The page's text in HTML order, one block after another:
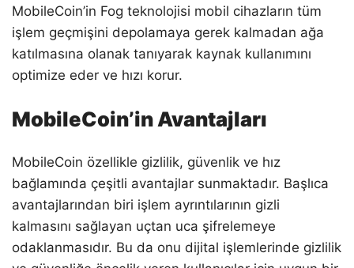
MobileCoin’in Fog teknolojisi mobil cihazların tüm
işlem geçmişini depolamaya gerek kalmadan ağa
katılmasına olanak tanıyarak kaynak kullanımını
optimize eder ve hızı korur.
MobileCoin’in Avantajları
MobileCoin özellikle gizlilik, güvenlik ve hız
bağlamında çeşitli avantajlar sunmaktadır. Başlıca
avantajlarından biri işlem ayrıntılarının gizli
kalmasını sağlayan uçtan uca şifrelemeye
odaklanmasıdır. Bu da onu dijital işlemlerinde gizlilik